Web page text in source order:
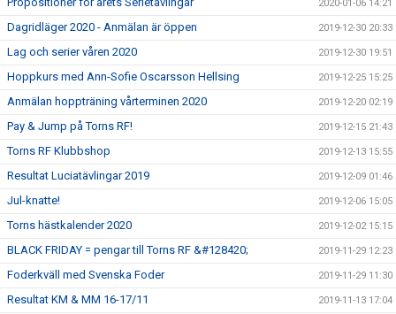
2020-01-06 14:21
Dagridläger 2020 - Anmälan är öppen 2019-12-30 20:33
Lag och serier våren 2020 2019-12-30 19:51
Hoppkurs med Ann-Sofie Oscarsson Hellsing 2019-12-25 15:25
Anmälan hoppträning vårterminen 2020 2019-12-20 02:19
Pay & Jump på Torns RF! 2019-12-15 21:43
Torns RF Klubbshop 2019-12-13 15:55
Resultat Luciatävlingar 2019 2019-12-09 01:46
Jul-knatte! 2019-12-06 15:05
Torns hästkalender 2020 2019-12-02 15:15
BLACK FRIDAY = pengar till Torns RF &#128420; 2019-11-29 12:23
Foderkväll med Svenska Foder 2019-11-29 11:30
Resultat KM & MM 16-17/11 2019-11-13 17:04